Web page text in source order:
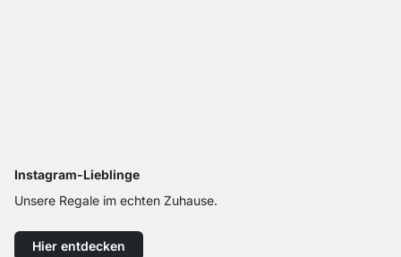
Instagram-Lieblinge
Unsere Regale im echten Zuhause.
Hier entdecken